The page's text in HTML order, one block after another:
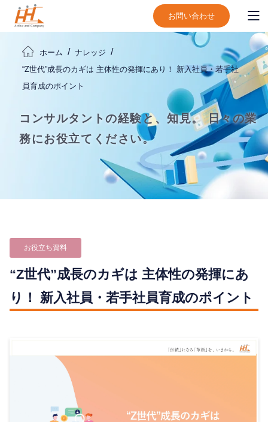
お問い合わせ
ホーム
ナレッジ
“Z世代”成長のカギは 主体性の発揮にあり！ 新入社員・若手社
員育成のポイント
コンサルタントの経験と、知見。日々の業
務にお役立てください。
お役立ち資料
“Z世代”成長のカギは 主体性の発揮にあ
り！ 新入社員・若手社員育成のポイント